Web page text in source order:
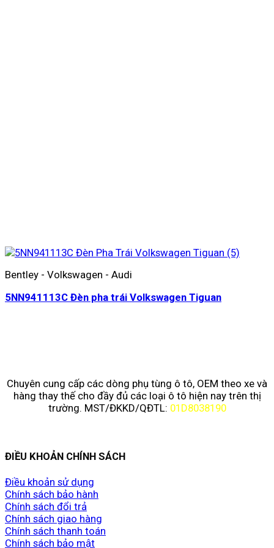
Bentley - Volkswagen - Audi
5NN941113C Đèn pha trái Volkswagen Tiguan
Chuyên cung cấp các dòng phụ tùng ô tô, OEM theo xe và
hàng thay thế cho đầy đủ các loại ô tô hiện nay trên thị
trường. MST/ĐKKD/QĐTL: 01D8038190
ĐIỀU KHOẢN CHÍNH SÁCH
Điều khoản sử dụng
Chính sách bảo hành
Chính sách đổi trả
Chính sách giao hàng
Chính sách thanh toán
Chính sách bảo mật